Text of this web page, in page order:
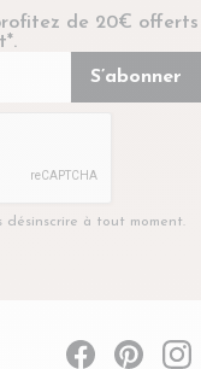
de 20€ offerts
à tout moment.